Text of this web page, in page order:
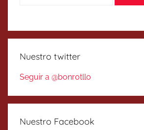
Nuestro twitter
Seguir a @bonrotllo
Nuestro Facebook